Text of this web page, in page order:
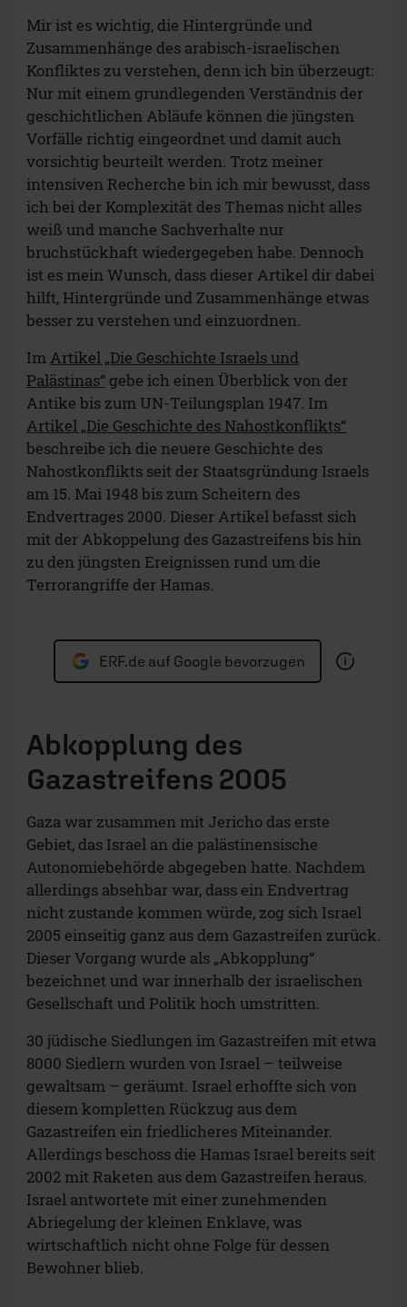
Mir ist es wichtig, die Hintergründe und
Zusammenhänge des arabisch-israelischen
Konfliktes zu verstehen, denn ich bin überzeugt:
Nur mit einem grundlegenden Verständnis der
geschichtlichen Abläufe können die jüngsten
Vorfälle richtig eingeordnet und damit auch
vorsichtig beurteilt werden. Trotz meiner
intensiven Recherche bin ich mir bewusst, dass
ich bei der Komplexität des Themas nicht alles
weiß und manche Sachverhalte nur
bruchstückhaft wiedergegeben habe. Dennoch
ist es mein Wunsch, dass dieser Artikel dir dabei
hilft, Hintergründe und Zusammenhänge etwas
besser zu verstehen und einzuordnen.
Im Artikel „Die Geschichte Israels und
Palästinas“ gebe ich einen Überblick von der
Antike bis zum UN-Teilungsplan 1947. Im
Artikel „Die Geschichte des Nahostkonflikts“
beschreibe ich die neuere Geschichte des
Nahostkonflikts seit der Staatsgründung Israels
am 15. Mai 1948 bis zum Scheitern des
Endvertrages 2000. Dieser Artikel befasst sich
mit der Abkoppelung des Gazastreifens bis hin
zu den jüngsten Ereignissen rund um die
Terrorangriffe der Hamas.
ERF.de auf Google bevorzugen
Abkopplung des
Gazastreifens 2005
Gaza war zusammen mit Jericho das erste
Gebiet, das Israel an die palästinensische
Autonomiebehörde abgegeben hatte. Nachdem
allerdings absehbar war, dass ein Endvertrag
nicht zustande kommen würde, zog sich Israel
2005 einseitig ganz aus dem Gazastreifen zurück.
Dieser Vorgang wurde als „Abkopplung“
bezeichnet und war innerhalb der israelischen
Gesellschaft und Politik hoch umstritten.
30 jüdische Siedlungen im Gazastreifen mit etwa
8000 Siedlern wurden von Israel – teilweise
gewaltsam – geräumt. Israel erhoffte sich von
diesem kompletten Rückzug aus dem
Gazastreifen ein friedlicheres Miteinander.
Allerdings beschoss die Hamas Israel bereits seit
2002 mit Raketen aus dem Gazastreifen heraus.
Israel antwortete mit einer zunehmenden
Abriegelung der kleinen Enklave, was
wirtschaftlich nicht ohne Folge für dessen
Bewohner blieb.